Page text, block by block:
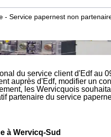
- Service papernest non
du service client d'Edf au
auprès d'Edf, modifier un
les Wervicquois
partenaire du service
à Wervicq-Sud